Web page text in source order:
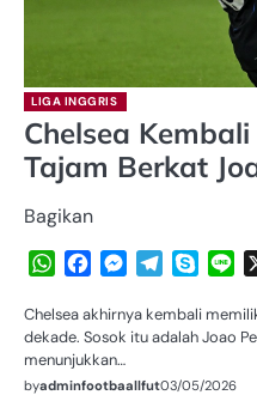
LIGA INGGRIS
Chelsea
Tajam Berkat
Bagikan
WhatsApp
FacebookMessenger
TelegramSkype
Chelsea akhirnya kembali
dekade. Sosok itu adalah Joao
menunjukkan…
byadminfootbaallfut03/05/2026